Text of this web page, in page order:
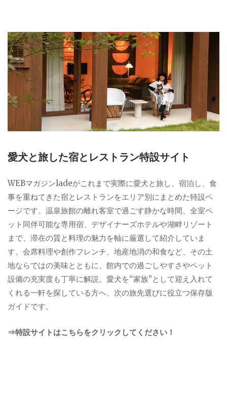
愛犬と旅した宿とレストラン特設サイト
WEBマガジンladeがこれまで実際に愛犬と旅し、宿泊し、食
事を重ねてきた宿とレストランをエリア別にまとめた特設ペ
ージです。温泉旅館の離れ客室で過ごす静かな時間、全室ペ
ット同伴可能な専用宿、デザイナーズホテルや湖畔リゾート
まで、滞在の質と料理の魅力を軸に厳選して紹介していま
す。会席料理や創作フレンチ、地産地消の和食など、その土
地ならではの美味とともに、館内での過ごしやすさやペット
設備の充実度も丁寧に解説。愛犬を“家族”として迎え入れて
くれる一軒を探している方へ、次の旅先選びに役立つ保存版
ガイドです。
⇒特設サイトはこちらをクリックしてください！